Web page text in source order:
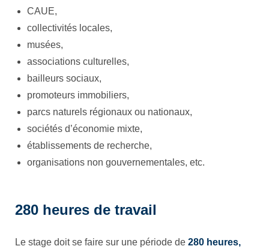
CAUE,
collectivités locales,
musées,
associations culturelles,
bailleurs sociaux,
promoteurs immobiliers,
parcs naturels régionaux ou nationaux,
sociétés d’économie mixte,
établissements de recherche,
organisations non gouvernementales, etc.
280 heures de travail
Le stage doit se faire sur une période de 280 heures,